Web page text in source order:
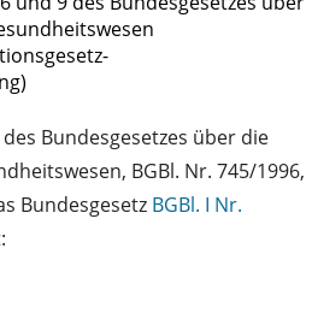
Bundesgesetzes über die
BGBl. Nr. 745/1996,
Bundesgesetz BGBl. I Nr.